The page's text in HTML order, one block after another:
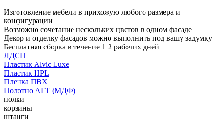
Изготовление мебели в прихожую любого размера и
конфигурации
Возможно сочетание нескольких цветов в одном фасаде
Декор и отделку фасадов можно выполнить под вашу задумку
Бесплатная сборка в течение 1-2 рабочих дней
ЛДСП
Пластик Alvic Luxe
Пластик HPL
Пленка ПВХ
Полотно АГТ (МДФ)
полки
корзины
штанги